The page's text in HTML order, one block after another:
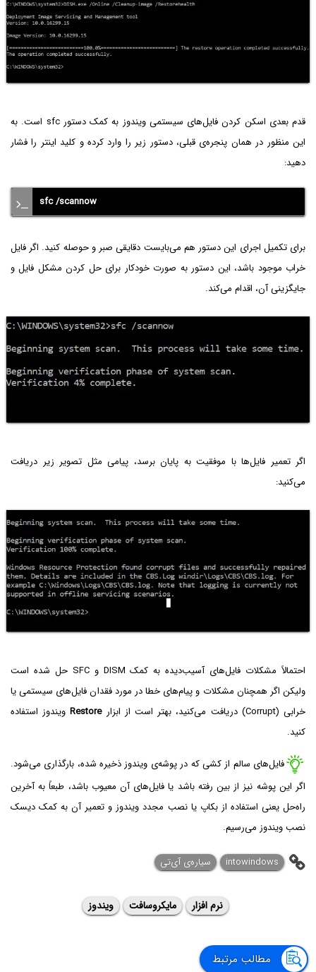
قدم بعدی اسکن کردن فایل‌های سیستمی ویندوز به کمک دستور sfc است. به
این منظور در همان پنجره‌ی قبلی، دستور زیر را وارد کرده و کلید اینتر را فشار
دهید:
sfc /scannow
برای تکمیل اجرای این دستور هم می‌بایست دقایقی صبر و حوصله کنید. اگر فایل
خراب موجود باشد، این دستور به صورت خودکار برای حل کردن مشکل فایل و
جایگزینی آن، اقدام می‌کند.
اگر تعمیر فایل‌ها با موفقیت به پایان برسد، پیامی مثل تصویر زیر دریافت
می‌کنید:
احتمالاً مشکلات فایل‌های آسیب‌دیده به کمک DISM و SFC حل شده است
ولیکن اگر همچنان مشکلات و پیام‌های خطا در مورد فقدان فایل‌های سیستمی یا
خرابی (Corrupt) دریافت می‌کنید، بهتر است از ابزار
Restoreویندوز استفاده
کنید.
فایل‌های سالم از کشی که در پوشه‌ی ویندوز ذخیره شده، بارگذاری می‌شود.
اگر این پوشه نیز از بین رفته باشد یا فایل‌های آن معیوب باشد، طبعاً به آخرین
راه‌حل یعنی استفاده از بکاپ یا نصب مجدد ویندوز و تعمیر آن به کمک دیسک
نصب ویندوز می‌رسیم.
intowindows سیاره‌ی آی‌تی
نرم افزار مایکروسافت ویندوز
مطالب مرتبط